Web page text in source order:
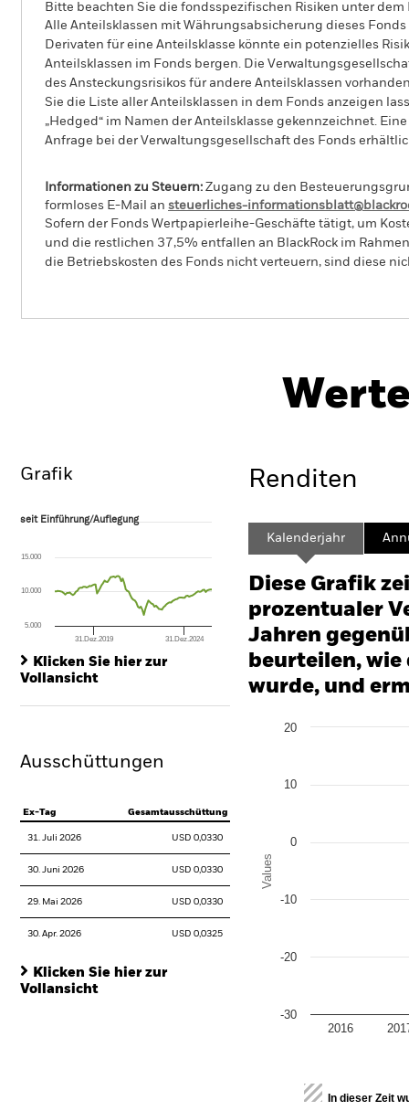
Bitte beachten Sie die fondsspezifischen Risiken unter dem
Alle Anteilsklassen mit Währungsabsicherung dieses
Derivaten für eine Anteilsklasse könnte ein potenzielles
Anteilsklassen im Fonds bergen. Die
des Ansteckungsrisikos für andere Anteilsklassen
Sie die Liste aller Anteilsklassen in dem Fonds anzeigen
„Hedged“ im Namen der Anteilsklasse gekennzeichnet.
Anfrage bei der Verwaltungsgesellschaft des Fonds
Informationen zu Steuern: Zugang zu den
formloses E-Mail an steuerliches-
Sofern der Fonds Wertpapierleihe-Geschäfte tätigt, um
und die restlichen 37,5% entfallen an BlackRock im
die Betriebskosten des Fonds nicht verteuern, sind diese
Wertentwicklung
Grafik
seit Einführung/Auflegung
The chart has 1 X axis displaying Time. Range: 2017-11-01 00:00:00 to
The chart has 1 Y axis displaying values. Range: -50 to 100.
seit Einführung/Auflegung
31.Dez.2019 31.Dez.2024
5.000
10.000
15.000
Klicken Sie hier zur
Vollansicht
Ausschüttungen
Ex-Tag Gesamtausschüttung
31. Juli 2026 USD 0,0330
30. Juni 2026 USD 0,0330
29. Mai 2026 USD 0,0330
30. Apr. 2026 USD 0,0325
Klicken Sie hier zur
Vollansicht
Renditen
Kalenderjahr
Diese Grafik
prozentualer
Jahren
beurteilen,
wurde, und
Bar chart with 2 data
Values
2016
-30
-20
-10
0
10
20
End of interactive chart.
In dieser Zeit